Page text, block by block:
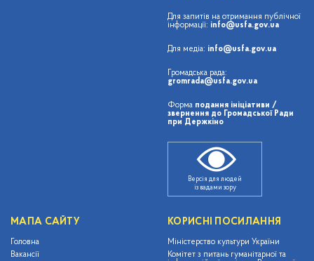
Для запитів на отримання публічної
інформації: info@usfa.gov.ua
Для медіа: info@usfa.gov.ua
Громадська рада:
gromrada@usfa.gov.ua
Форма подання ініціативи /
звернення до Громадської Ради
при Держкіно
Версія для людей
із вадами зору
МАПА САЙТУ
Головна
Вакансії
КОРИСНІ ПОСИЛАННЯ
Міністерство культури України
Комітет з питань гуманітарної та